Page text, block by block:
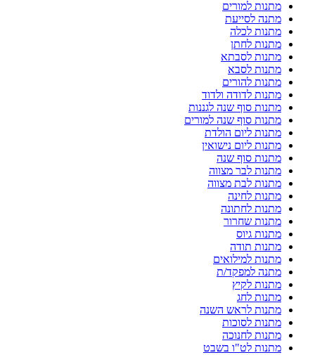
מתנות למורים
מתנה לסייעת
מתנות לכלה
מתנות לחתן
מתנות לסבתא
מתנות לסבא
מתנות להורים
מתנות לדודה ולדוד
מתנות סוף שנה לגננות
מתנות סוף שנה למורים
מתנות ליום הולדת
מתנות ליום נישואין
מתנות סוף שנה
מתנות לבר מצווה
מתנות לבת מצווה
מתנות לחינה
מתנות לחתונה
מתנות שחרור
מתנות גיוס
מתנות תודה
מתנות למילואים
מתנה למפקד/ת
מתנות לקיץ
מתנות לחג
מתנות לראש השנה
מתנות לסוכות
מתנות לחנוכה
מתנות לט"ו בשבט